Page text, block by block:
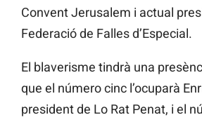
Convent Jerusalem i actual
Federació de Falles d’Especial.
El blaverisme tindrà una
que el número cinc l’ocuparà
president de Lo Rat Penat, i el